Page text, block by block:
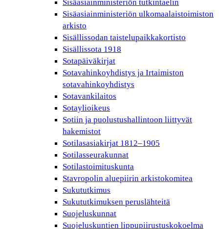
Sisäasiainministeriön tutkintaelin
Sisäasiainministeriön ulkomaalaistoimiston
arkisto
Sisällissodan taistelupaikkakortisto
Sisällissota 1918
Sotapäiväkirjat
Sotavahinkoyhdistys ja Irtaimiston
sotavahinkoyhdistys
Sotavankilaitos
Sotaylioikeus
Sotiin ja puolustushallintoon liittyvät
hakemistot
Sotilasasiakirjat 1812–1905
Sotilasseurakunnat
Sotilastoimituskunta
Stavropolin aluepiirin arkistokomitea
Sukututkimus
Sukututkimuksen peruslähteitä
Suojeluskunnat
Suojeluskuntien lippupiirustuskokoelma